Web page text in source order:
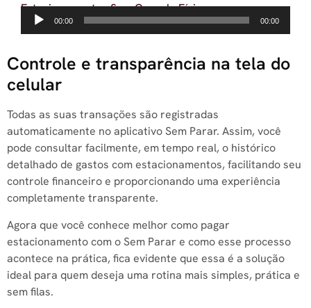
Estacionamentos Sem Cancela Física
Tocador
de
00:00 00:00
Controle e transparência na tela do
celular
Todas as suas transações são registradas
automaticamente no aplicativo Sem Parar. Assim, você
pode consultar facilmente, em tempo real, o histórico
detalhado de gastos com estacionamentos, facilitando seu
controle financeiro e proporcionando uma experiência
completamente transparente.
Agora que você conhece melhor como pagar
estacionamento com o Sem Parar e como esse processo
acontece na prática, fica evidente que essa é a solução
ideal para quem deseja uma rotina mais simples, prática e
sem filas.